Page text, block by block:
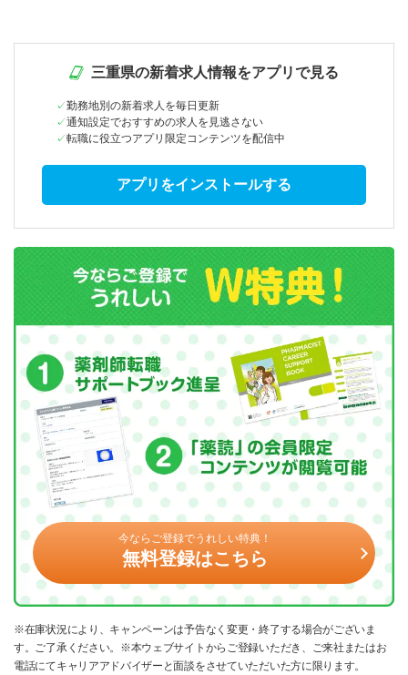
三重県の新着求人情報をアプリで見る
勤務地別の新着求人を毎日更新
通知設定でおすすめの求人を見逃さない
転職に役立つアプリ限定コンテンツを配信中
アプリをインストールする
今ならご登録でうれしい特典！
無料登録はこちら
※在庫状況により、キャンペーンは予告なく変更・終了する場合がございま
す。ご了承ください。※本ウェブサイトからご登録いただき、ご来社またはお
電話にてキャリアアドバイザーと面談をさせていただいた方に限ります。